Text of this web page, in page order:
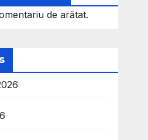
de arătat.